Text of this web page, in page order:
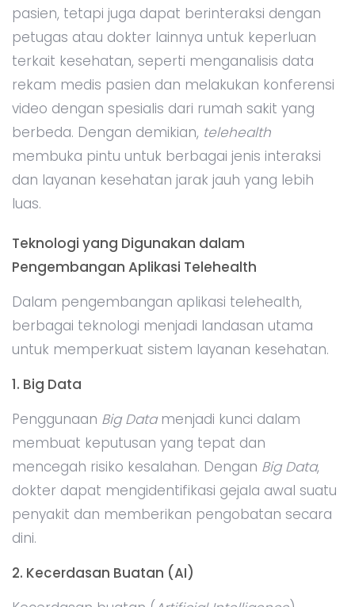
pasien, tetapi juga dapat berinteraksi dengan
petugas atau dokter lainnya untuk keperluan
terkait kesehatan, seperti menganalisis data
rekam medis pasien dan melakukan konferensi
video dengan spesialis dari rumah sakit yang
berbeda. Dengan demikian, telehealth
membuka pintu untuk berbagai jenis interaksi
dan layanan kesehatan jarak jauh yang lebih
luas.
Teknologi yang Digunakan dalam
Pengembangan Aplikasi Telehealth
Dalam pengembangan aplikasi telehealth,
berbagai teknologi menjadi landasan utama
untuk memperkuat sistem layanan kesehatan.
1. Big Data
Penggunaan Big Datamenjadi kunci dalam
membuat keputusan yang tepat dan
mencegah risiko kesalahan. Dengan Big Data,
dokter dapat mengidentifikasi gejala awal suatu
penyakit dan memberikan pengobatan secara
dini.
2. Kecerdasan Buatan (AI)